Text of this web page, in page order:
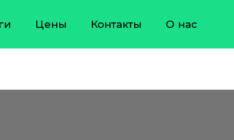
Цены Контакты О нас